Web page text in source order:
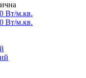
Вт/м.кв.
Вт/м.кв.